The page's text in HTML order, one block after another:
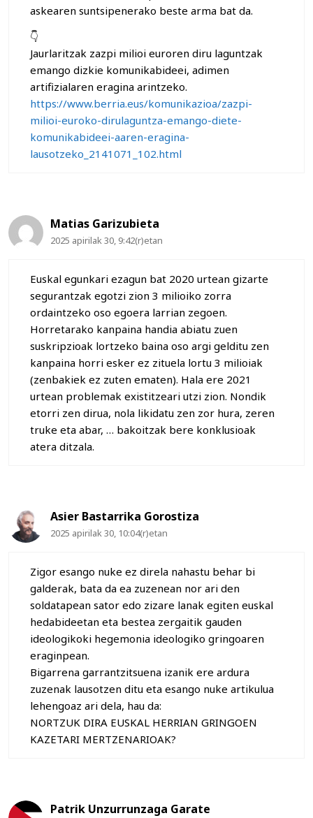
askearen suntsipenerako beste arma bat da.
👇
Jaurlaritzak zazpi milioi euroren diru laguntzak
emango dizkie komunikabideei, adimen
artifizialaren eragina arintzeko.
https://www.berria.eus/komunikazioa/zazpi-
milioi-euroko-dirulaguntza-emango-diete-
komunikabideei-aaren-eragina-
lausotzeko_2141071_102.html
Matias Garizubieta
2025 apirilak 30, 9:42(r)etan
Euskal egunkari ezagun bat 2020 urtean gizarte
segurantzak egotzi zion 3 milioiko zorra
ordaintzeko oso egoera larrian zegoen.
Horretarako kanpaina handia abiatu zuen
suskripzioak lortzeko baina oso argi gelditu zen
kanpaina horri esker ez zituela lortu 3 milioiak
(zenbakiek ez zuten ematen). Hala ere 2021
urtean problemak existitzeari utzi zion. Nondik
etorri zen dirua, nola likidatu zen zor hura, zeren
truke eta abar, … bakoitzak bere konklusioak
atera ditzala.
Asier Bastarrika Gorostiza
2025 apirilak 30, 10:04(r)etan
Zigor esango nuke ez direla nahastu behar bi
galderak, bata da ea zuzenean nor ari den
soldatapean sator edo zizare lanak egiten euskal
hedabideetan eta bestea zergaitik gauden
ideologikoki hegemonia ideologiko gringoaren
eraginpean.
Bigarrena garrantzitsuena izanik ere ardura
zuzenak lausotzen ditu eta esango nuke artikulua
lehengoaz ari dela, hau da:
NORTZUK DIRA EUSKAL HERRIAN GRINGOEN
KAZETARI MERTZENARIOAK?
Patrik Unzurrunzaga Garate